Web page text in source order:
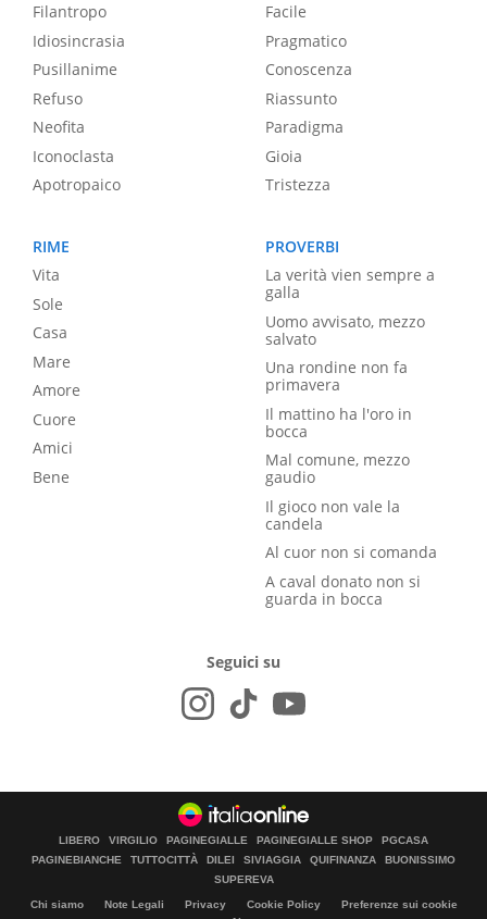
Filantropo
Idiosincrasia
Pusillanime
Refuso
Neofita
Iconoclasta
Apotropaico
Facile
Pragmatico
Conoscenza
Riassunto
Paradigma
Gioia
Tristezza
RIME
Vita
Sole
Casa
Mare
Amore
Cuore
Amici
Bene
PROVERBI
La verità vien sempre a
galla
Uomo avvisato, mezzo
salvato
Una rondine non fa
primavera
Il mattino ha l'oro in
bocca
Mal comune, mezzo
gaudio
Il gioco non vale la
candela
Al cuor non si comanda
A caval donato non si
guarda in bocca
Seguici su
LIBERO VIRGILIO PAGINEGIALLE PAGINEGIALLE SHOP
PGCASA
PAGINEBIANCHE
TUTTOCITTÀ DILEI SIVIAGGIA QUIFINANZA
BUONISSIMO
SUPEREVA
Chi siamo Note Legali Privacy Cookie Policy
Preferenze sui cookie